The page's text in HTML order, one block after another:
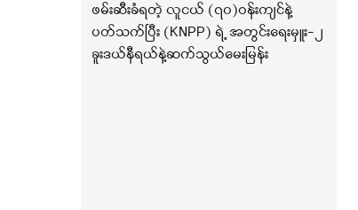
ဖမ်းဆီးခံရတဲ့ လူငယ် (၇၀)ဝန်းကျင်နဲ့
ပတ်သက်ပြီး (KNPP) ရဲ့ အတွင်းရေးမှူး-၂
ခူးဒယ်နီရယ်နဲ့ဆက်သွယ်မေးမြန်း